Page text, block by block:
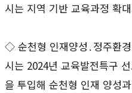
시는 지역 기반 교육과정 확
◇ 순천형 인재양성․정주환경
시는 2024년 교육발전특구
을 투입해 순천형 인재 양성